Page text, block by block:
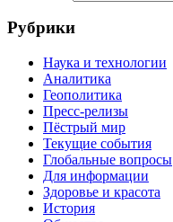
Рубрики
Наука и технологии
Аналитика
Геополитика
Пресс-релизы
Пёстрый мир
Текущие события
Глобальные вопросы
Для информации
Здоровье и красота
История